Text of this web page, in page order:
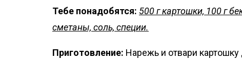
Тебе понадобятся: 500 г картошки, 100 г
сметаны, соль, специи.
Приготовление: Нарежь и отвари